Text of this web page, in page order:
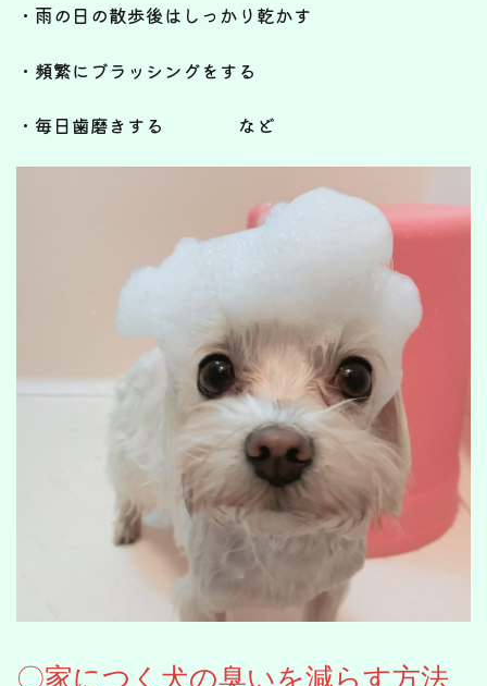
・雨の日の散歩後はしっかり乾かす
・頻繁にブラッシングをする
・毎日歯磨きする など
〇家につく犬の臭いを減らす方法